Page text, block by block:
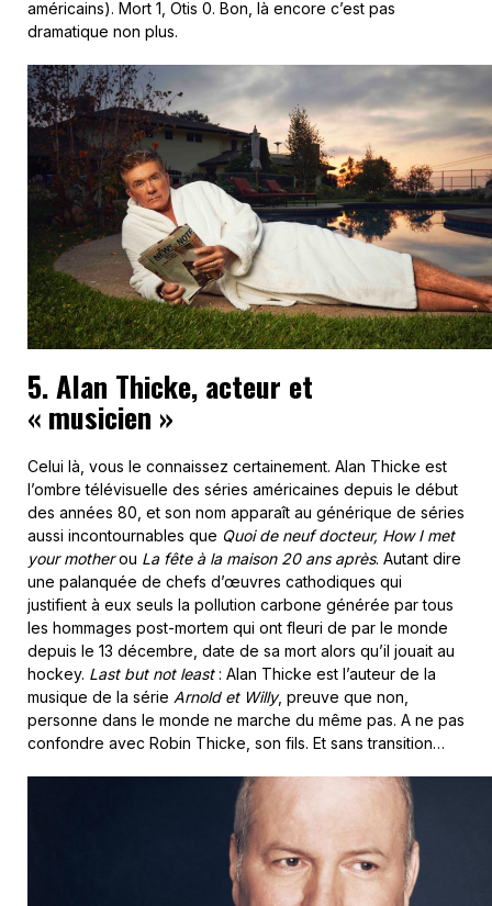
américains). Mort 1, Otis 0. Bon, là encore c’est pas
dramatique non plus.
5. Alan Thicke, acteur et
« musicien »
Celui là, vous le connaissez certainement. Alan Thicke est
l’ombre télévisuelle des séries américaines depuis le début
des années 80, et son nom apparaît au générique de séries
aussi incontournables que Quoi de neuf docteur, How I met
your motherou La fête à la maison 20 ans après. Autant dire
une palanquée de chefs d’œuvres cathodiques qui
justifient à eux seuls la pollution carbone générée par tous
les hommages post-mortem qui ont fleuri de par le monde
depuis le 13 décembre, date de sa mort alors qu’il jouait au
hockey. Last but not least: Alan Thicke est l’auteur de la
musique de la série Arnold et Willy, preuve que non,
personne dans le monde ne marche du même pas. A ne pas
confondre avec Robin Thicke, son fils. Et sans transition…